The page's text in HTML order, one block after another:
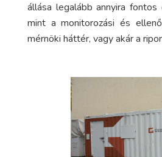
állása legalább annyira fontos
mint a monitorozási és
mérnöki háttér, vagy akár a